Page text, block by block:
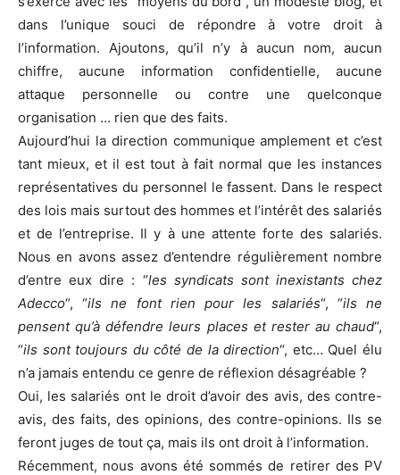
dans l’unique souci de répondre à votre droit à
l’information. Ajoutons, qu’il n’y à aucun nom, aucun
chiffre, aucune information confidentielle, aucune
attaque personnelle ou contre une quelconque
organisation … rien que des faits.
Aujourd’hui la direction communique amplement et c’est
tant mieux, et il est tout à fait normal que les instances
représentatives du personnel le fassent. Dans le respect
des lois mais surtout des hommes et l’intérêt des salariés
et de l’entreprise. Il y à une attente forte des salariés.
Nous en avons assez d’entendre régulièrement nombre
d’entre eux dire : “les syndicats sont inexistants chez
Adecco“, “ils ne font rien pour les salariés“, “ils ne
pensent qu’à défendre leurs places et rester au chaud“,
“ils sont toujours du côté de la direction“, etc… Quel élu
n’a jamais entendu ce genre de réflexion désagréable ?
Oui, les salariés ont le droit d’avoir des avis, des contre-
avis, des faits, des opinions, des contre-opinions. Ils se
feront juges de tout ça, mais ils ont droit à l’information.
Récemment, nous avons été sommés de retirer des PV